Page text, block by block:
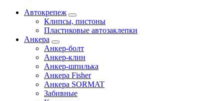
Автокрепеж
Клипсы, пистоны
Пластиковые автозаклепки
Анкера
Анкер-болт
Анкер-клин
Анкер-шпилька
Анкера Fisher
Анкера SORMAT
Забивные